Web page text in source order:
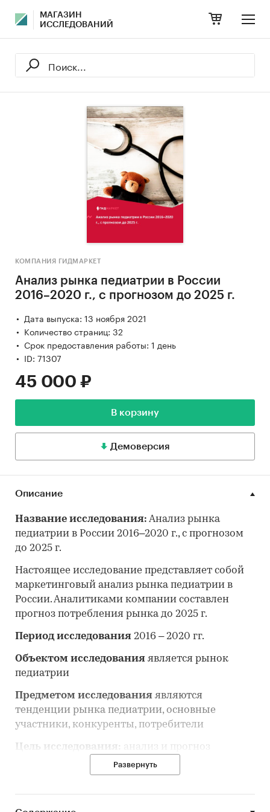
МАГАЗИН
ИССЛЕДОВАНИЙ
КОМПАНИЯ ГИДМАРКЕТ
Анализ рынка педиатрии в России
2016–2020 г., с прогнозом до 2025 г.
Дата выпуска: 13 ноября 2021
Количество страниц: 32
Срок предоставления работы: 1 день
ID: 71307
45 000 ₽
В корзину
Демоверсия
Описание
Название исследования: Анализ рынка
педиатрии в России 2016–2020 г., с прогнозом
до 2025 г.
Настоящее исследование представляет собой
маркетинговый анализ рынка педиатрии в
России. Аналитиками компании составлен
прогноз потребления рынка до 2025 г.
Период исследования 2016 – 2020 гг.
Объектом исследования является рынок
педиатрии
Предметом исследования являются
тенденции рынка педиатрии, основные
участники, конкуренты, потребители
Цель исследования:
анализ и прогноз
развития рынка педиатрии
• Описание состояния рынка педиатрии;
Развернуть